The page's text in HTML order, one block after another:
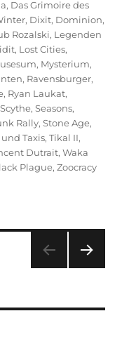
, Das Grimoire des
, Dixit, Dominion,
Rozalski, Legenden
, Lost Cities,
, Mysterium,
, Ravensburger,
, Ryan Laukat,
Scythe,Seasons,
Rally,Stone Age,
Taxis,Tikal II,
Dutrait,Waka
Plague,Zoocracy
E